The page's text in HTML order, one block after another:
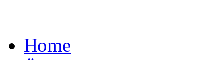
Springe
zum
Home